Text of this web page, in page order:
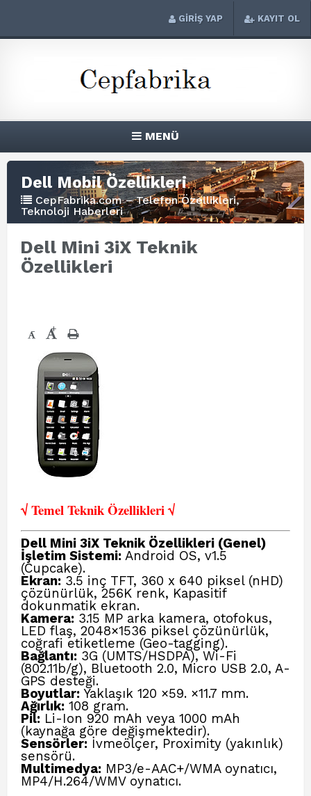
GİRİŞ YAP KAYIT OL
MENÜ
Dell Mobil Özellikleri
CepFabrika.com – Telefon Özellikleri,
Teknoloji Haberleri
Dell Mini 3iX Teknik
Özellikleri
- +
√ Temel Teknik Özellikleri √
Dell Mini 3iX Teknik Özellikleri (Genel)
İşletim Sistemi: Android OS, v1.5
(Cupcake).
Ekran: 3.5 inç TFT, 360 x 640 piksel (nHD)
çözünürlük, 256K renk, Kapasitif
dokunmatik ekran.
Kamera: 3.15 MP arka kamera, otofokus,
LED flaş, 2048×1536 piksel çözünürlük,
coğrafi etiketleme (Geo-tagging).
Bağlantı: 3G (UMTS/HSDPA), Wi-Fi
(802.11b/g), Bluetooth 2.0, Micro USB 2.0, A-
GPS desteği.
Boyutlar: Yaklaşık 120 ×59. ×11.7 mm.
Ağırlık: 108 gram.
Pil: Li-Ion 920 mAh veya 1000 mAh
(kaynağa göre değişmektedir).
Sensörler: İvmeölçer, Proximity (yakınlık)
sensörü.
Multimedya: MP3/e-AAC+/WMA oynatıcı,
MP4/H.264/WMV oynatıcı.